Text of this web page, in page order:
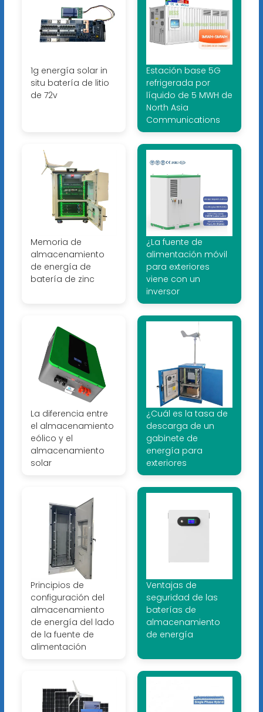
1g energía solar in
situ batería de litio
de 72v
Estación base 5G
refrigerada por
líquido de 5 MWH de
North Asia
Communications
Memoria de
almacenamiento
de energía de
batería de zinc
¿La fuente de
alimentación móvil
para exteriores
viene con un
inversor
La diferencia entre
el almacenamiento
eólico y el
almacenamiento
solar
¿Cuál es la tasa de
descarga de un
gabinete de
energía para
exteriores
Principios de
configuración del
almacenamiento
de energía del lado
de la fuente de
alimentación
Ventajas de
seguridad de las
baterías de
almacenamiento
de energía